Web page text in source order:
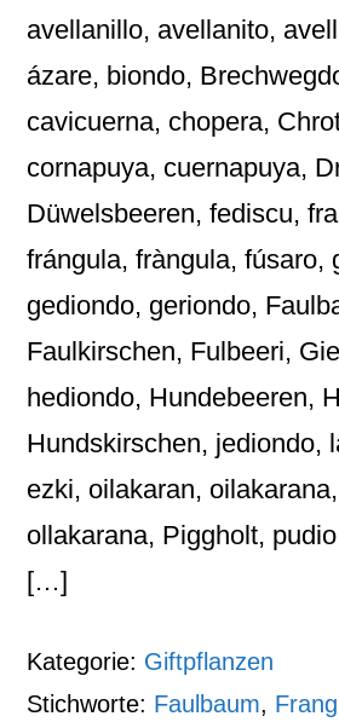
avellanillo, avellanito,
ázare, biondo,
cavicuerna, chopera,
cornapuya, cuernapuya,
Düwelsbeeren, fediscu,
frángula, fràngula, fúsaro,
gediondo, geriondo,
Faulkirschen, Fulbeeri,
hediondo, Hundebeeren,
Hundskirschen, jediondo,
ezki, oilakaran,
ollakarana, Piggholt,
[…]
Kategorie: Giftpflanzen
Stichworte: Faulbaum,